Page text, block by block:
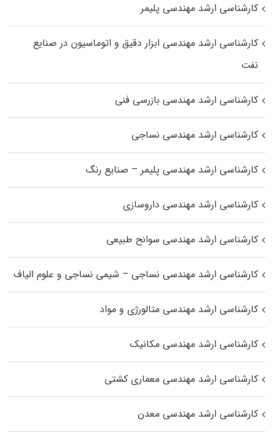
کارشناسی ارشد مهندسی پلیمر
کارشناسی ارشد مهندسی ابزار دقیق و اتوماسیون در صنایع
نفت
کارشناسی ارشد مهندسی بازرسی فنی
کارشناسی ارشد مهندسی نساجی
کارشناسی ارشد مهندسی پلیمر – صنایع رنگ
کارشناسی ارشد مهندسی داروسازی
کارشناسی ارشد مهندسی سوانح طبیعی
کارشناسی ارشد مهندسی نساجی – شیمی نساجی و علوم الیاف
کارشناسی ارشد مهندسی متالورژی و مواد
کارشناسی ارشد مهندسی مکانیک
کارشناسی ارشد مهندسی معماری کشتی
کارشناسی ارشد مهندسی معدن